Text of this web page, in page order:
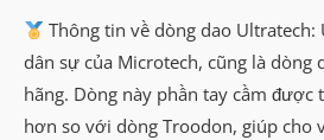
Thông tin về dòng dao Ultratech:
dân sự của Microtech, cũng là dòng
hãng. Dòng này phần tay cầm
hơn so với dòng Troodon, giúp cho